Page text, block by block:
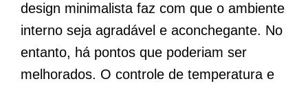
design minimalista faz com que o ambiente
interno seja agradável e aconchegante. No
entanto, há pontos que poderiam ser
melhorados. O controle de temperatura e